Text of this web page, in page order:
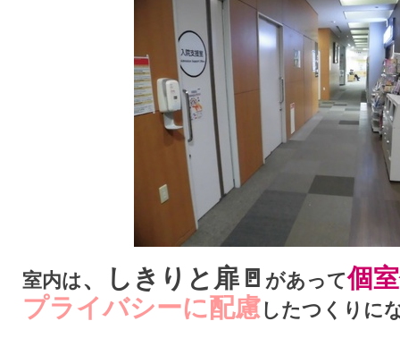
室内は、 しきりと扉 🚪 があって個
プライバシーに配慮したつくりに